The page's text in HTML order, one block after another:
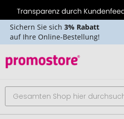
Sichern Sie sich 3% Rabatt
auf Ihre Online-Bestellung!